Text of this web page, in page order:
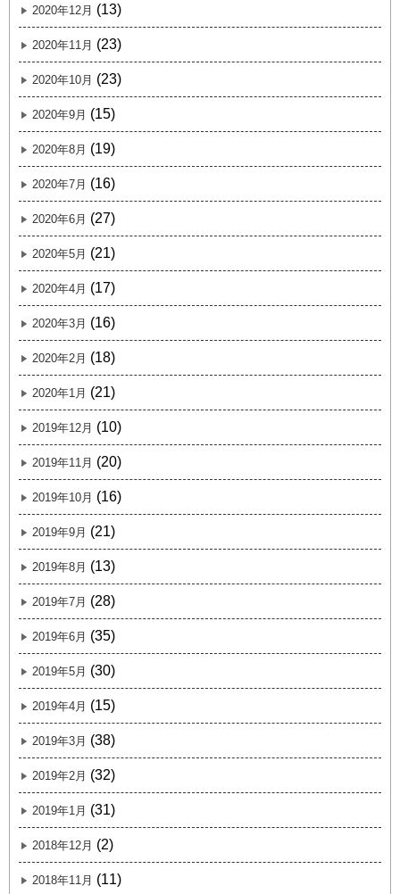
2020年12月 (13)
2020年11月 (23)
2020年10月 (23)
2020年9月 (15)
2020年8月 (19)
2020年7月 (16)
2020年6月 (27)
2020年5月 (21)
2020年4月 (17)
2020年3月 (16)
2020年2月 (18)
2020年1月 (21)
2019年12月 (10)
2019年11月 (20)
2019年10月 (16)
2019年9月 (21)
2019年8月 (13)
2019年7月 (28)
2019年6月 (35)
2019年5月 (30)
2019年4月 (15)
2019年3月 (38)
2019年2月 (32)
2019年1月 (31)
2018年12月 (2)
2018年11月 (11)